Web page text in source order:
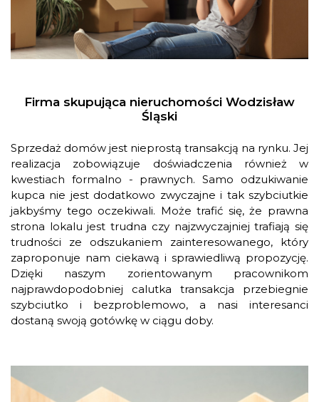
Firma skupująca nieruchomości Wodzisław
Śląski
Sprzedaż domów jest nieprostą transakcją na rynku. Jej
realizacja zobowiązuje doświadczenia również w
kwestiach formalno - prawnych. Samo odzukiwanie
kupca nie jest dodatkowo zwyczajne i tak szybciutkie
jakbyśmy tego oczekiwali. Może trafić się, że prawna
strona lokalu jest trudna czy najzwyczajniej trafiają się
trudności ze odszukaniem zainteresowanego, który
zaproponuje nam ciekawą i sprawiedliwą propozycję.
Dzięki naszym zorientowanym pracownikom
najprawdopodobniej calutka transakcja przebiegnie
szybciutko i bezproblemowo, a nasi interesanci
dostaną swoją gotówkę w ciągu doby.